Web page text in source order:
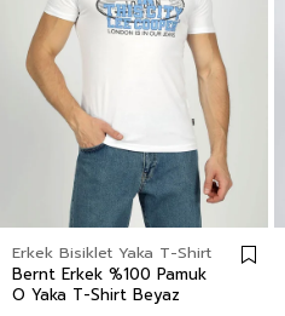
Erkek Bisiklet Yaka T-Shirt
Bernt Erkek %100 Pamuk
O Yaka T-Shirt Beyaz